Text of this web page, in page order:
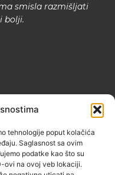
tehnologije poput kolačića
Saglasnost sa ovim
podatke kao što su
ovi na ovoj veb lokaciji.
smisla razmišljati
bolji.
72000 ZENICA